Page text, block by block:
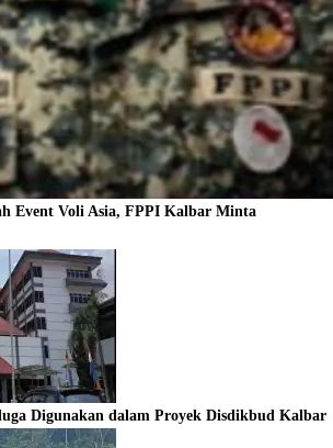
Event Voli Asia, FPPI Kalbar Minta
Digunakan dalam Proyek Disdikbud Kalbar